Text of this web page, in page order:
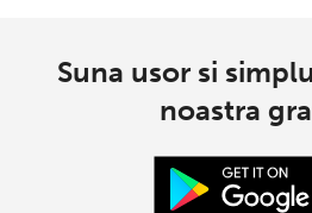
Suna usor si
noastra